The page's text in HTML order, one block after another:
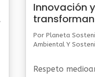
Innovación
Por Planeta
Ambiental Y
Respeto